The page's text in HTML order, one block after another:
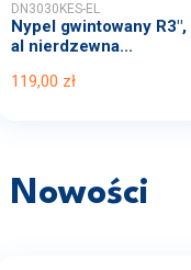
DN3030KES-EL
Nypel gwintowany R3",
al nierdzewna...
119,00 zł
Nowości